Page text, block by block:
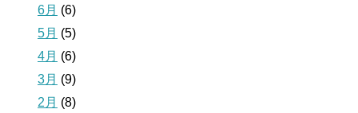
6月 (6)
5月 (5)
4月 (6)
3月 (9)
2月 (8)